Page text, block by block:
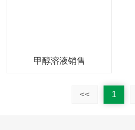
甲醇溶液销售
<< 1